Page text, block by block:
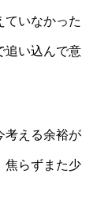
いなかった
追い込んで意
考える余裕が
焦らずまた少